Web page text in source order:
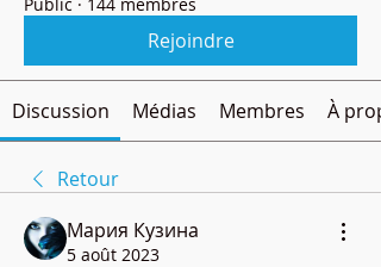
Rejoindre
Discussion Médias Membres À
Retour
Мария Кузина
5 août 2023